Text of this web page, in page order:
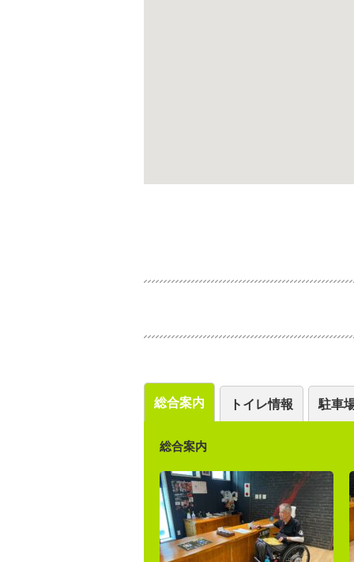
総合案内 トイレ情報 駐車
総合案内